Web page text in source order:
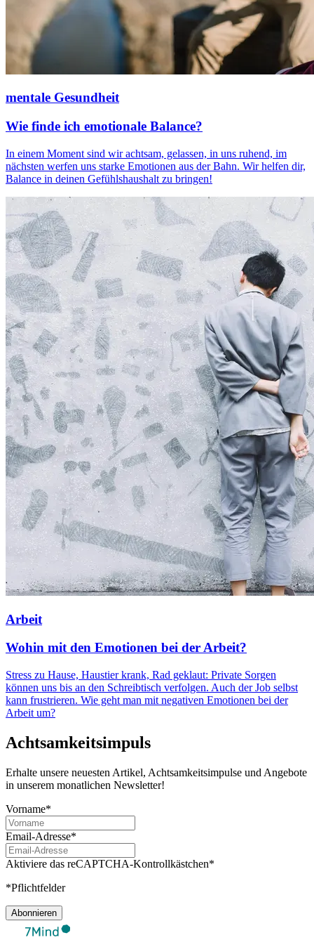
mentale Gesundheit
Wie finde ich emotionale Balance?
In einem Moment sind wir achtsam, gelassen, in uns ruhend, im
nächsten werfen uns starke Emotionen aus der Bahn. Wir helfen dir,
Balance in deinen Gefühlshaushalt zu bringen!
Arbeit
Wohin mit den Emotionen bei der Arbeit?
Stress zu Hause, Haustier krank, Rad geklaut: Private Sorgen
können uns bis an den Schreibtisch verfolgen. Auch der Job selbst
kann frustrieren. Wie geht man mit negativen Emotionen bei der
Arbeit um?
Achtsamkeitsimpuls
Erhalte unsere neuesten Artikel, Achtsamkeitsimpulse und Angebote
in unserem monatlichen Newsletter!
Vorname*
Email-Adresse*
Aktiviere das reCAPTCHA-Kontrollkästchen*
*Pflichtfelder
Abonnieren